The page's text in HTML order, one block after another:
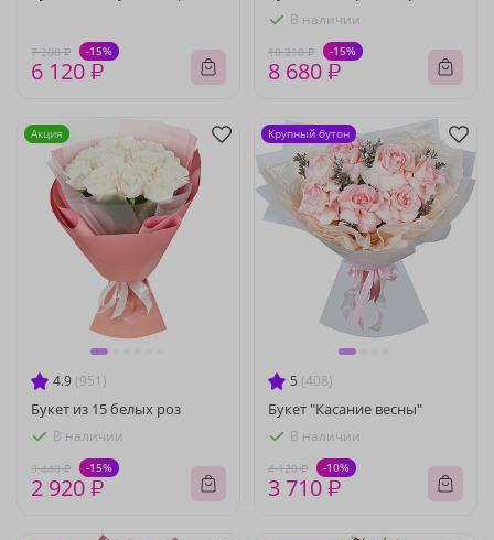
7 200 ₽ -15%
6 120 ₽
В наличии
10 210 ₽ -15%
8 680 ₽
4.9 (951)
Букет из 15 белых роз
В наличии
3 440 ₽ -15%
2 920 ₽
Акция
5 (408)
Букет "Касание весны"
В наличии
4 120 ₽ -10%
3 710 ₽
Крупный бутон